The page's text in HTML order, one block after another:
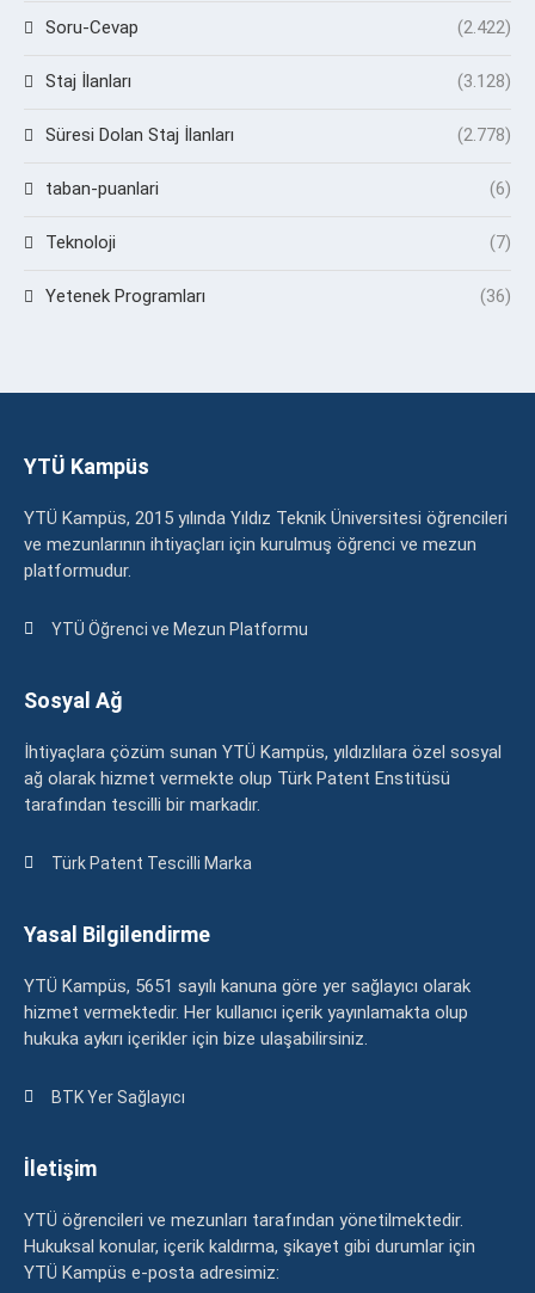
Soru-Cevap (2.422)
Staj İlanları (3.128)
Süresi Dolan Staj İlanları (2.778)
taban-puanlari (6)
Teknoloji (7)
Yetenek Programları (36)
YTÜ Kampüs
YTÜ Kampüs, 2015 yılında Yıldız Teknik Üniversitesi öğrencileri
ve mezunlarının ihtiyaçları için kurulmuş öğrenci ve mezun
platformudur.
YTÜ Öğrenci ve Mezun Platformu
Sosyal Ağ
İhtiyaçlara çözüm sunan YTÜ Kampüs, yıldızlılara özel sosyal
ağ olarak hizmet vermekte olup Türk Patent Enstitüsü
tarafından tescilli bir markadır.
Türk Patent Tescilli Marka
Yasal Bilgilendirme
YTÜ Kampüs, 5651 sayılı kanuna göre yer sağlayıcı olarak
hizmet vermektedir. Her kullanıcı içerik yayınlamakta olup
hukuka aykırı içerikler için bize ulaşabilirsiniz.
BTK Yer Sağlayıcı
İletişim
YTÜ öğrencileri ve mezunları tarafından yönetilmektedir.
Hukuksal konular, içerik kaldırma, şikayet gibi durumlar için
YTÜ Kampüs e-posta adresimiz: